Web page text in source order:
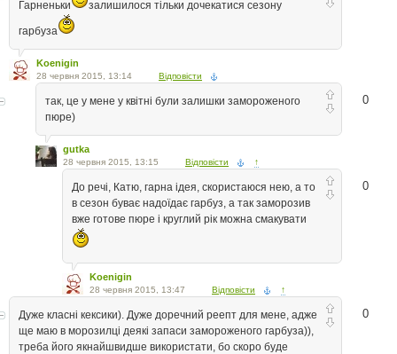
Гарненьки залишилося тільки дочекатися сезону
гарбуза
Koenigin
28 червня 2015, 13:14 Відповісти
0
так, це у мене у квітні були залишки замороженого
пюре)
gutka
28 червня 2015, 13:15 Відповісти ↑
0
До речі, Катю, гарна ідея, скористаюся нею, а то
в сезон буває надоїдає гарбуз, а так заморозив
вже готове пюре і круглий рік можна смакувати
Koenigin
28 червня 2015, 13:47 Відповісти ↑
0
Дуже класні кексики). Дуже доречний реепт для мене, адже
ще маю в морозилці деякі запаси замороженого гарбуза)),
треба його якнайшвидше використати, бо скоро буде